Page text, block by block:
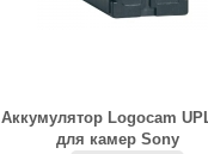
Аккумулятор Logocam
для камер Sony